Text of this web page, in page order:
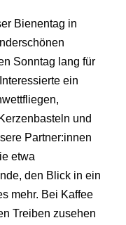
Bienentag in
Sonntag lang für
ein
und
Partner:innen
etwa
den Blick in ein
mehr. Bei Kaffee
Treiben zusehen